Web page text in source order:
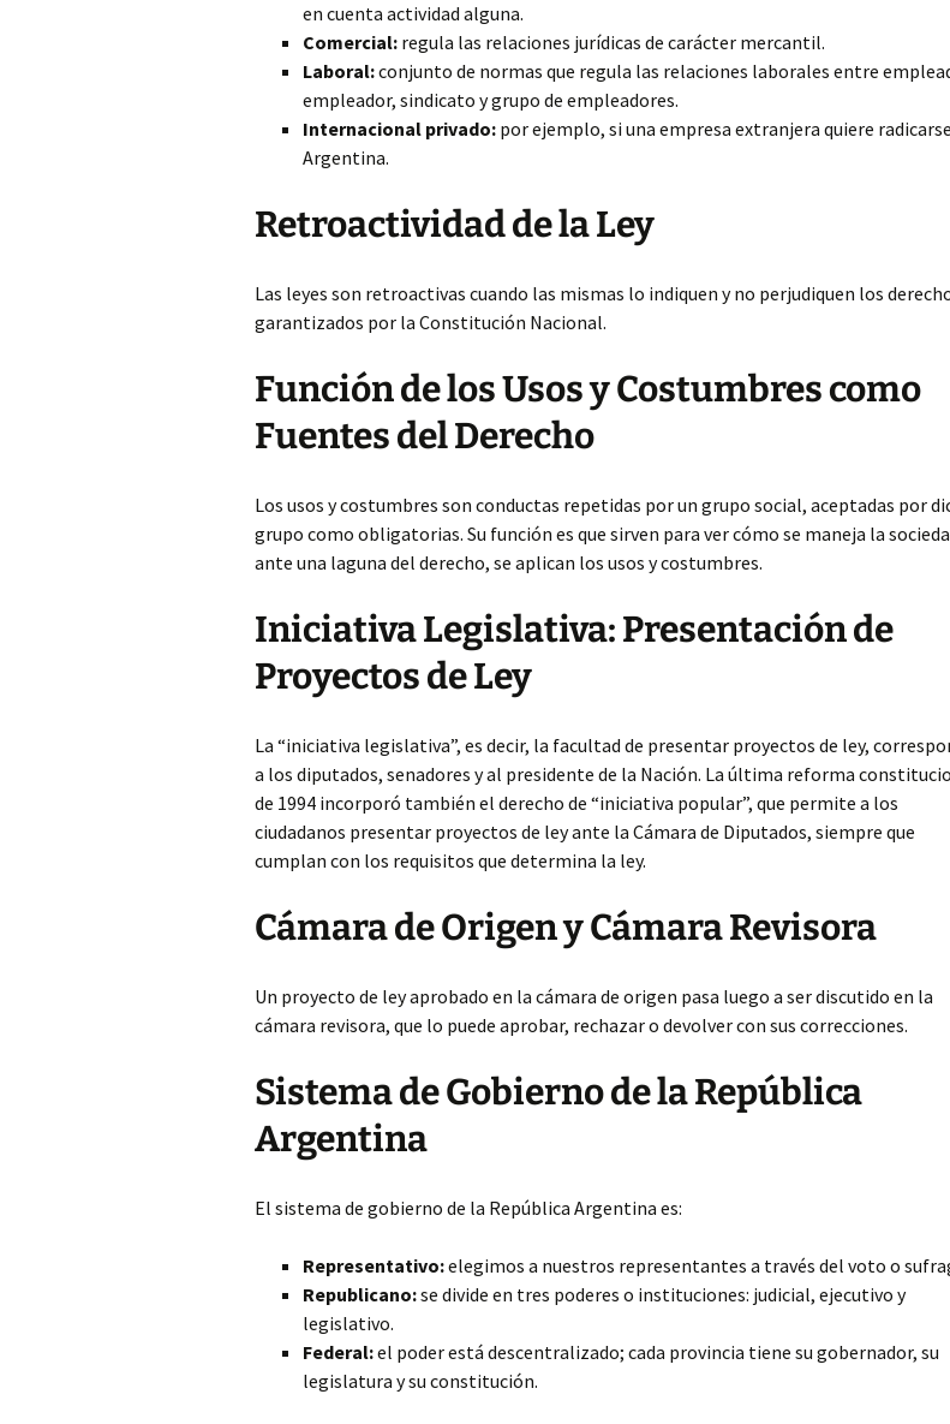
en cuenta actividad alguna.
Comercial: regula las relaciones jurídicas de carácter mercantil.
Laboral:conjunto de normas que regula las relaciones laborales entre
empleador, sindicato y grupo de empleadores.
Internacional privado: por ejemplo, si una empresa extranjera quiere
Argentina.
Retroactividad de la Ley
Las leyes son retroactivas cuando las mismas lo indiquen y no perjudiquen los
garantizados por la Constitución Nacional.
Función de los Usos y Costumbres como
Fuentes del Derecho
Los usos y costumbres son conductas repetidas por un grupo social, aceptadas por
grupo como obligatorias. Su función es que sirven para ver cómo se maneja la
ante una laguna del derecho, se aplican los usos y costumbres.
Iniciativa Legislativa: Presentación de
Proyectos de Ley
La “iniciativa legislativa”, es decir, la facultad de presentar proyectos de ley,
a los diputados, senadores y al presidente de la Nación. La última reforma
de 1994 incorporó también el derecho de “iniciativa popular”, que permite a los
ciudadanos presentar proyectos de ley ante la Cámara de Diputados, siempre que
cumplan con los requisitos que determina la ley.
Cámara de Origen y Cámara Revisora
Un proyecto de ley aprobado en la cámara de origen pasa luego a ser discutido en la
cámara revisora, que lo puede aprobar, rechazar o devolver con sus correcciones.
Sistema de Gobierno de la República
Argentina
El sistema de gobierno de la República Argentina es:
Representativo:elegimos a nuestros representantes a través del voto o
Republicano:se divide en tres poderes o instituciones: judicial, ejecutivo y
legislativo.
Federal:el poder está descentralizado; cada provincia tiene su gobernador, su
legislatura y su constitución.